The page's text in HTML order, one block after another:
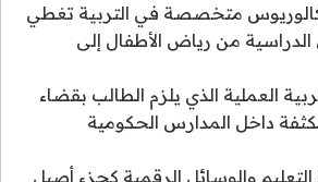
متخصصة في التربية تغطي
من رياض الأطفال إلى
العملية الذي يلزم الطالب بقضاء
داخل المدارس الحكومية
والوسائل الرقمية كجزء أصيل